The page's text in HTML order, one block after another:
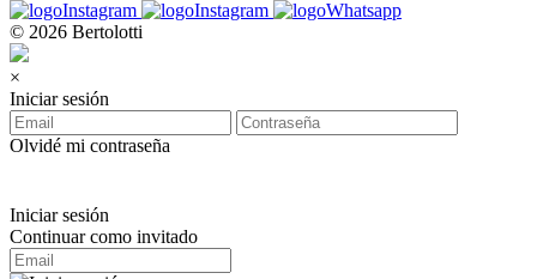
© 2026 Bertolotti
×
Iniciar sesión
Olvidé mi contraseña
Iniciar sesión
Continuar como invitado